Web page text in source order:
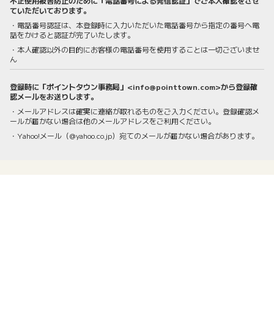
ていただいております。
・電話番号認証は、本登録時に入力いただいた電話番号から指定の番号へ電
話をかけると認証が完了いたします。
・本人確認以外の目的にお客様の電話番号を使用することは一切ございませ
ん
登録時に「ポイントタウン事務局」<info@pointtown.com>から登録確
認メールをお送りします。
・メールアドレスは確実に連絡が取れるものをご入力ください。登録確認メ
ールが届かない場合は他のメールアドレスをご利用ください。
・Yahoo!メール（@yahoo.co.jp）宛てのメールが届かない場合があります。